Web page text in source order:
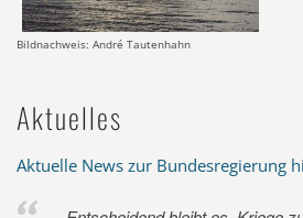
Bildnachweis: André Tautenhahn
Aktuelles
Aktuelle News zur Bundesregierung